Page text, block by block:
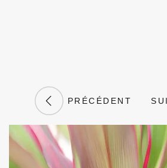
PRÉCÉDENT